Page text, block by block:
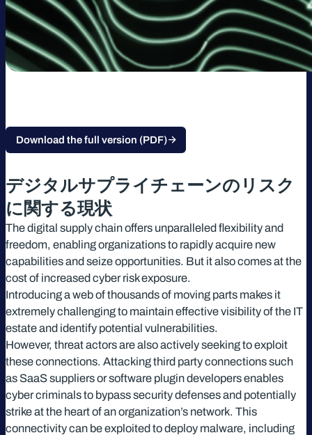
Download the full version (PDF)
デジタルサプライチェーンのリスク
に関する現状
The digital supply chain offers unparalleled flexibility and
freedom, enabling organizations to rapidly acquire new
capabilities and seize opportunities. But it also comes at the
cost of increased cyber risk exposure.
Introducing a web of thousands of moving parts makes it
extremely challenging to maintain effective visibility of the IT
estate and identify potential vulnerabilities.
However, threat actors are also actively seeking to exploit
these connections. Attacking third party connections such
as SaaS suppliers or software plugin developers enables
cyber criminals to bypass security defenses and potentially
strike at the heart of an organization’s network. This
connectivity can be exploited to deploy malware, including